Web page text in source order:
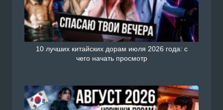
10 лучших китайских дорам июля 2026 года: с
чего начать просмотр